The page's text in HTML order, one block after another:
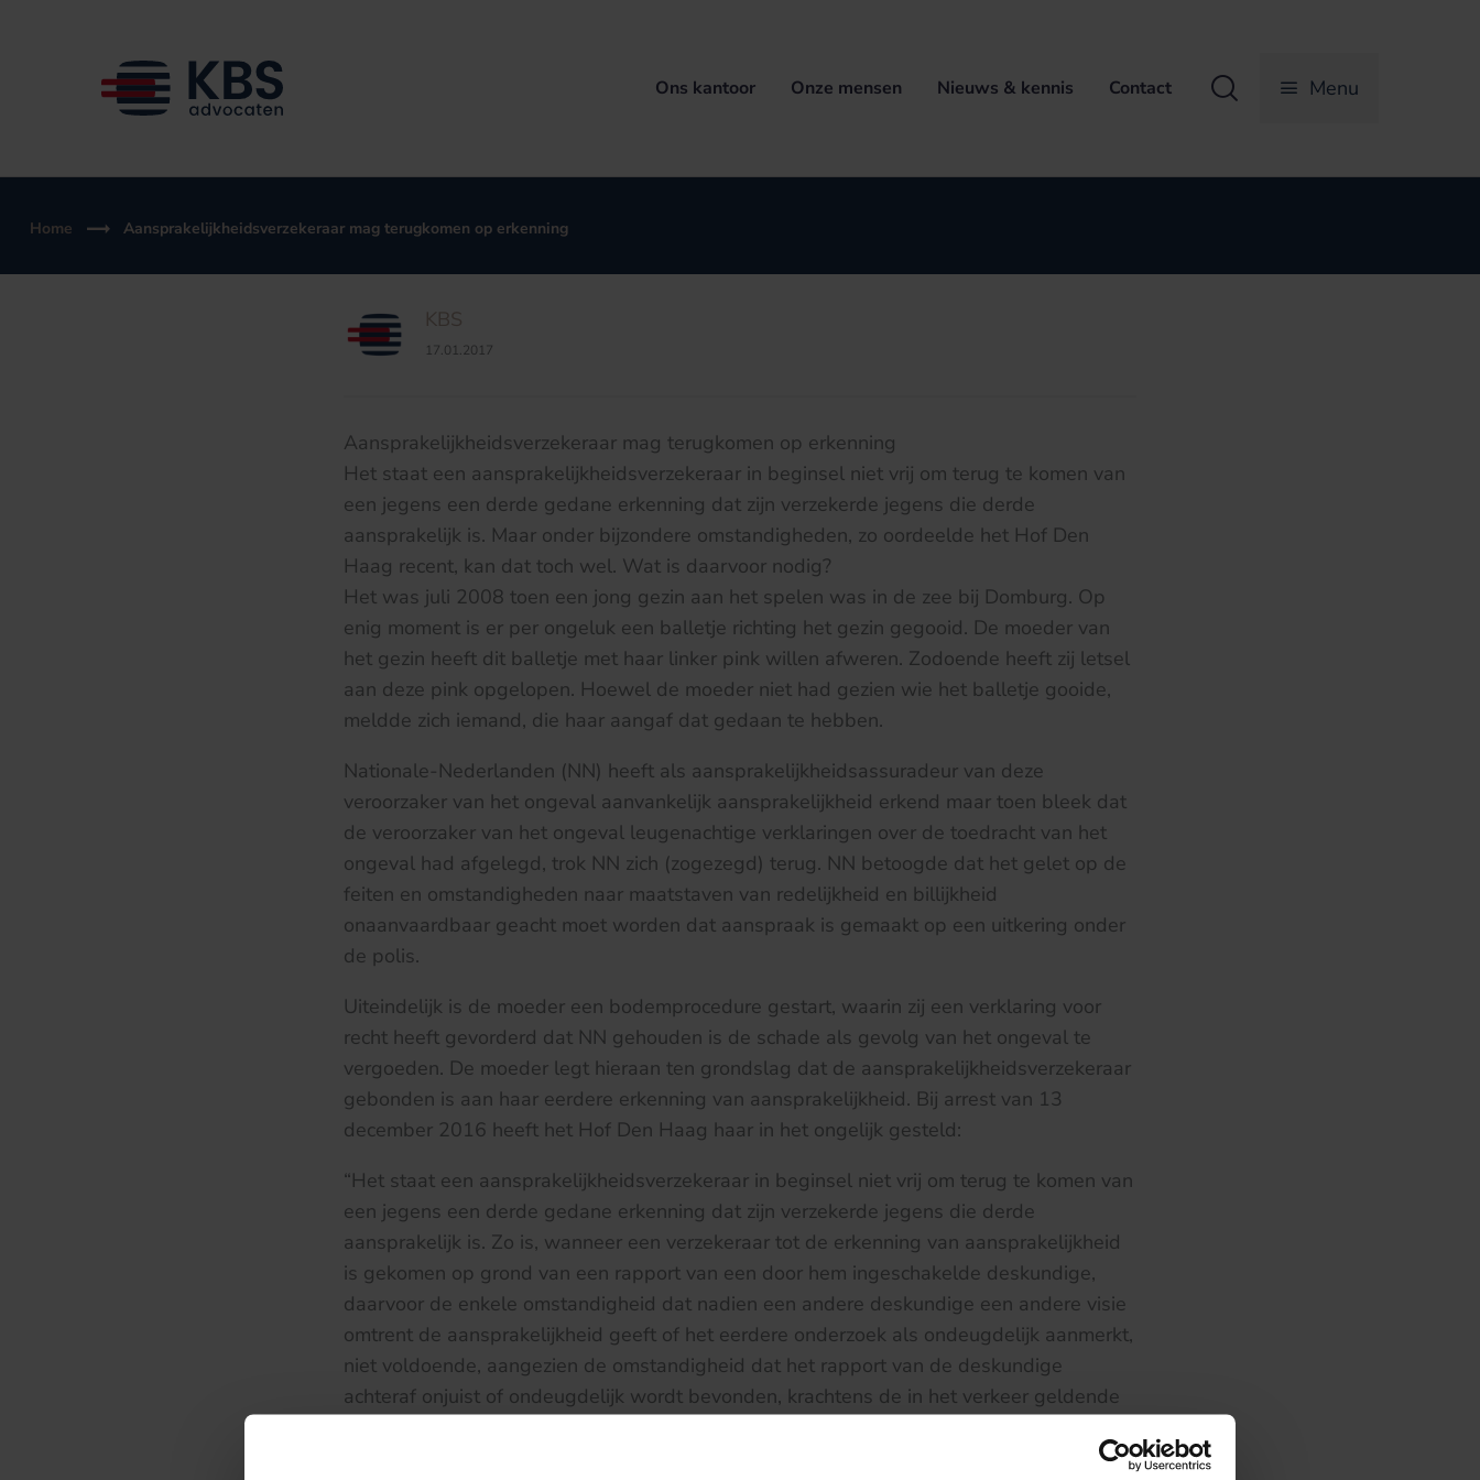
Ons kantoor Onze mensen Nieuws & kennis Contact Zoeken Menu
Home Aansprakelijkheidsverzekeraar mag terugkomen op erkenning
KBS
17.01.2017
Aansprakelijkheidsverzekeraar mag terugkomen op erkenning
Het staat een aansprakelijkheidsverzekeraar in beginsel niet vrij om terug te komen van
een jegens een derde gedane erkenning dat zijn verzekerde jegens die derde
aansprakelijk is. Maar onder bijzondere omstandigheden, zo oordeelde het Hof Den
Haag recent, kan dat toch wel. Wat is daarvoor nodig?
Het was juli 2008 toen een jong gezin aan het spelen was in de zee bij Domburg. Op
enig moment is er per ongeluk een balletje richting het gezin gegooid. De moeder van
het gezin heeft dit balletje met haar linker pink willen afweren. Zodoende heeft zij letsel
aan deze pink opgelopen. Hoewel de moeder niet had gezien wie het balletje gooide,
meldde zich iemand, die haar aangaf dat gedaan te hebben.
Nationale-Nederlanden (NN) heeft als aansprakelijkheidsassuradeur van deze
veroorzaker van het ongeval aanvankelijk aansprakelijkheid erkend maar toen bleek dat
de veroorzaker van het ongeval leugenachtige verklaringen over de toedracht van het
ongeval had afgelegd, trok NN zich (zogezegd) terug. NN betoogde dat het gelet op de
feiten en omstandigheden naar maatstaven van redelijkheid en billijkheid
onaanvaardbaar geacht moet worden dat aanspraak is gemaakt op een uitkering onder
de polis.
Uiteindelijk is de moeder een bodemprocedure gestart, waarin zij een verklaring voor
recht heeft gevorderd dat NN gehouden is de schade als gevolg van het ongeval te
vergoeden. De moeder legt hieraan ten grondslag dat de aansprakelijkheidsverzekeraar
gebonden is aan haar eerdere erkenning van aansprakelijkheid. Bij arrest van 13
december 2016 heeft het Hof Den Haag haar in het ongelijk gesteld:
“Het staat een aansprakelijkheidsverzekeraar in beginsel niet vrij om terug te komen van
een jegens een derde gedane erkenning dat zijn verzekerde jegens die derde
aansprakelijk is. Zo is, wanneer een verzekeraar tot de erkenning van aansprakelijkheid
is gekomen op grond van een rapport van een door hem ingeschakelde deskundige,
daarvoor de enkele omstandigheid dat nadien een andere deskundige een andere visie
omtrent de aansprakelijkheid geeft of het eerdere onderzoek als ondeugdelijk aanmerkt,
niet voldoende, aangezien de omstandigheid dat het rapport van de deskundige
achteraf onjuist of ondeugdelijk wordt bevonden, krachtens de in het verkeer geldende